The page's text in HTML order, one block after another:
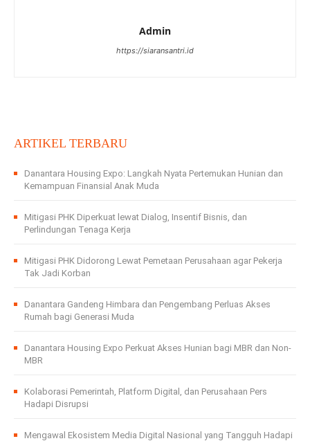
Admin
https://siaransantri.id
ARTIKEL TERBARU
Danantara Housing Expo: Langkah Nyata Pertemukan Hunian dan
Kemampuan Finansial Anak Muda
Mitigasi PHK Diperkuat lewat Dialog, Insentif Bisnis, dan
Perlindungan Tenaga Kerja
Mitigasi PHK Didorong Lewat Pemetaan Perusahaan agar Pekerja
Tak Jadi Korban
Danantara Gandeng Himbara dan Pengembang Perluas Akses
Rumah bagi Generasi Muda
Danantara Housing Expo Perkuat Akses Hunian bagi MBR dan Non-
MBR
Kolaborasi Pemerintah, Platform Digital, dan Perusahaan Pers
Hadapi Disrupsi
Mengawal Ekosistem Media Digital Nasional yang Tangguh Hadapi